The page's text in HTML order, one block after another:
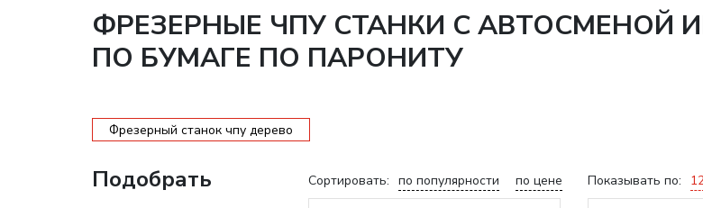
ФРЕЗЕРНЫЕ ЧПУ СТАНКИ С АВТОСМЕНОЙ
ПО БУМАГЕ ПО ПАРОНИТУ
Фрезерный станок чпу дерево
Сортировать: по популярности по цене Показывать по:
Подобрать